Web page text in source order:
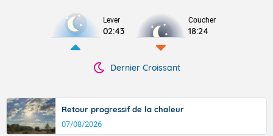
Lever
02:43
Coucher
18:24
Dernier Croissant
Retour progressif de la chaleur
07/08/2026